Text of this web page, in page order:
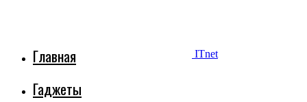
ITnet
Главная
Гаджеты